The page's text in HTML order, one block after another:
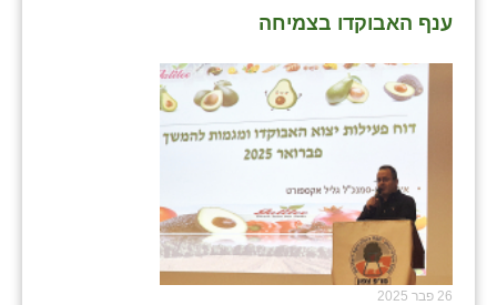
ענף האבוקדו בצמיחה
26 פבר 2025